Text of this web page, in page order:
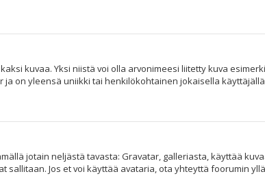
kuvaa. Yksi niistä voi olla arvonimeesi liitetty kuva
on yleensä uniikki tai henkilökohtainen jokaisella
jotain neljästä tavasta: Gravatar, galleriasta, käyttää
Jos et voi käyttää avataria, ota yhteyttä foorumin